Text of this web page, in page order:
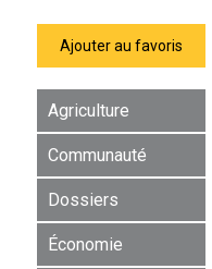
Ajouter au favoris
Agriculture
Communauté
Dossiers
Économie